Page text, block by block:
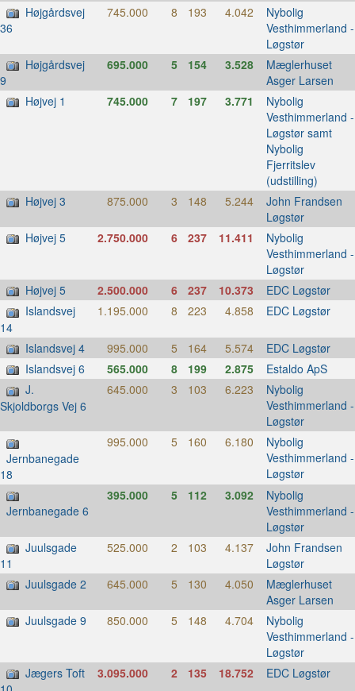
Højgårdsvej
36
745.000 8 193 4.042 Nybolig
Vesthimmerland -
Løgstør
Højgårdsvej
9
695.000 5 154 3.528 Mæglerhuset
Asger Larsen
Højvej 1
745.000 7 197 3.771 Nybolig
Vesthimmerland -
Løgstør samt
Nybolig
Fjerritslev
(udstilling)
Højvej 3
875.000 3 148 5.244 John Frandsen
Løgstør
Højvej 5
2.750.000 6 237 11.411 Nybolig
Vesthimmerland -
Løgstør
Højvej 5
2.500.000 6 237 10.373 EDC Løgstør
Islandsvej
14
1.195.000 8 223 4.858 EDC Løgstør
Islandsvej 4 995.000 5 164 5.574 EDC Løgstør
Islandsvej 6
565.000 8 199 2.875 Estaldo ApS
J.
Skjoldborgs Vej 6
645.000 3 103 6.223 Nybolig
Vesthimmerland -
Løgstør
Jernbanegade
18
995.000 5 160 6.180 Nybolig
Vesthimmerland -
Løgstør
Jernbanegade 6
395.000 5 112 3.092 Nybolig
Vesthimmerland -
Løgstør
Juulsgade
11
525.000 2 103 4.137 John Frandsen
Løgstør
Juulsgade 2
645.000 5 130 4.050 Mæglerhuset
Asger Larsen
Juulsgade 9
850.000 5 148 4.704 Nybolig
Vesthimmerland -
Løgstør
Jægers Toft
3.095.000 2 135 18.752 EDC Løgstør